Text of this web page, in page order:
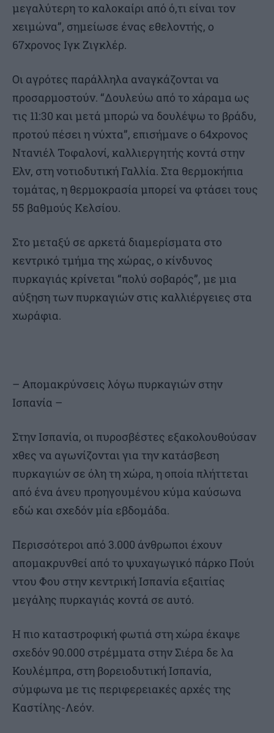
μεγαλύτερη το καλοκαίρι από ό,τι είναι τον
χειμώνα”, σημείωσε ένας εθελοντής, ο
67χρονος Ιγκ Ζιγκλέρ.
Οι αγρότες παράλληλα αναγκάζονται να
προσαρμοστούν. “Δουλεύω από το χάραμα ως
τις 11:30 και μετά μπορώ να δουλέψω το βράδυ,
προτού πέσει η νύχτα”, επισήμανε ο 64χρονος
Ντανιέλ Τοφαλονί, καλλιεργητής κοντά στην
Ελν, στη νοτιοδυτική Γαλλία. Στα θερμοκήπια
τομάτας, η θερμοκρασία μπορεί να φτάσει τους
55 βαθμούς Κελσίου.
Στο μεταξύ σε αρκετά διαμερίσματα στο
κεντρικό τμήμα της χώρας, ο κίνδυνος
πυρκαγιάς κρίνεται “πολύ σοβαρός”, με μια
αύξηση των πυρκαγιών στις καλλιέργειες στα
χωράφια.
– Απομακρύνσεις λόγω πυρκαγιών στην
Ισπανία –
Στην Ισπανία, οι πυροσβέστες εξακολουθούσαν
χθες να αγωνίζονται για την κατάσβεση
πυρκαγιών σε όλη τη χώρα, η οποία πλήττεται
από ένα άνευ προηγουμένου κύμα καύσωνα
εδώ και σχεδόν μία εβδομάδα.
Περισσότεροι από 3.000 άνθρωποι έχουν
απομακρυνθεί από το ψυχαγωγικό πάρκο Πούι
ντου Φου στην κεντρική Ισπανία εξαιτίας
μεγάλης πυρκαγιάς κοντά σε αυτό.
Η πιο καταστροφική φωτιά στη χώρα έκαψε
σχεδόν 90.000 στρέμματα στην Σιέρα δε λα
Κουλέμπρα, στη βορειοδυτική Ισπανία,
σύμφωνα με τις περιφερειακές αρχές της
Καστίλης-Λεόν.